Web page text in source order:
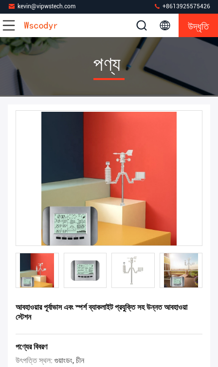
kevin@vipwstech.com +8613925575426
উদ্ধৃতি
পণ্য
আবহাওয়ার পূর্বাভাস এবং স্পর্শ ব্যাকলাইট প্রযুক্তি সহ উন্নত আবহাওয়া
স্টেশন
পণ্যের বিবরণ
উৎপত্তি স্থল: গুয়াংডং, চীন